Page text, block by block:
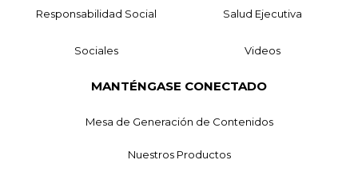
Responsabilidad Social Salud Ejecutiva
Sociales Videos
MANTÉNGASE CONECTADO
Mesa de Generación de Contenidos
Nuestros Productos